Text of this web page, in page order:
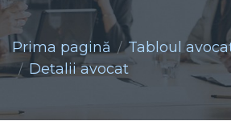
Prima pagină
Tabloul
Detalii avocat